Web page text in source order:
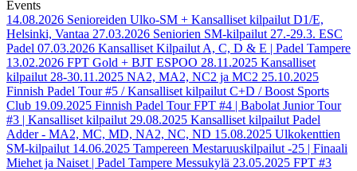
Events
14.08.2026 Senioreiden Ulko-SM + Kansalliset kilpailut D1/E,
Helsinki, Vantaa 27.03.2026 Seniorien SM-kilpailut 27.-29.3. ESC
Padel 07.03.2026 Kansalliset Kilpailut A, C, D & E | Padel Tampere
13.02.2026 FPT Gold + BJT ESPOO 28.11.2025 Kansalliset
kilpailut 28-30.11.2025 NA2, MA2, NC2 ja MC2 25.10.2025
Finnish Padel Tour #5 / Kansalliset kilpailut C+D / Boost Sports
Club 19.09.2025 Finnish Padel Tour FPT #4 | Babolat Junior Tour
#3 | Kansalliset kilpailut 29.08.2025 Kansalliset kilpailut Padel
Adder - MA2, MC, MD, NA2, NC, ND 15.08.2025 Ulkokenttien
SM-kilpailut 14.06.2025 Tampereen Mestaruuskilpailut -25 | Finaali
Miehet ja Naiset | Padel Tampere Messukylä 23.05.2025 FPT #3